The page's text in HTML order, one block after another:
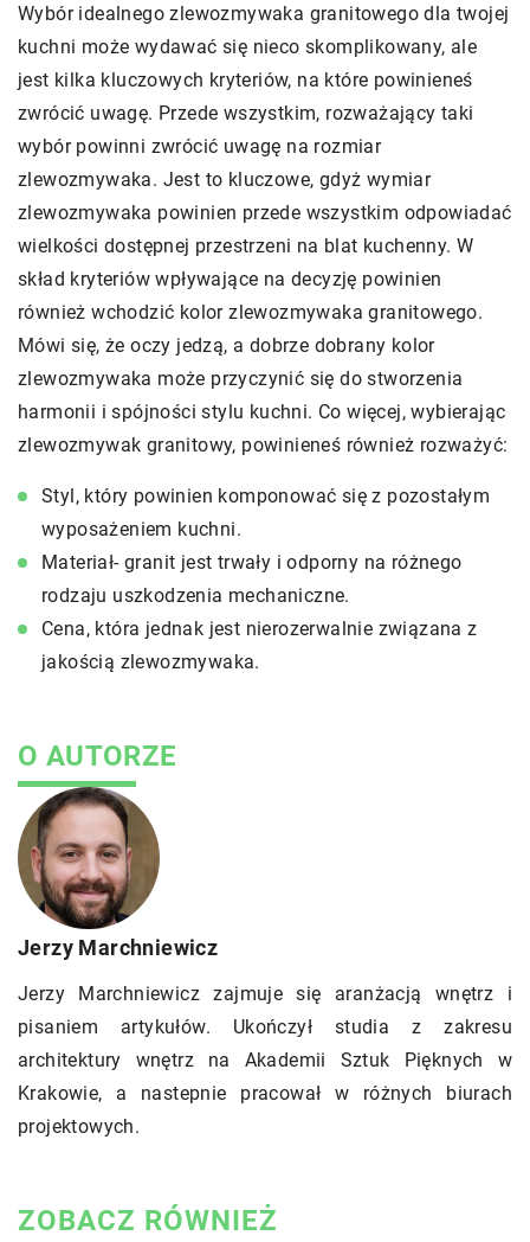
Wybór idealnego zlewozmywaka granitowego dla twojej
kuchni może wydawać się nieco skomplikowany, ale
jest kilka kluczowych kryteriów, na które powinieneś
zwrócić uwagę. Przede wszystkim, rozważający taki
wybór powinni zwrócić uwagę na rozmiar
zlewozmywaka. Jest to kluczowe, gdyż wymiar
zlewozmywaka powinien przede wszystkim odpowiadać
wielkości dostępnej przestrzeni na blat kuchenny. W
skład kryteriów wpływające na decyzję powinien
również wchodzić kolor zlewozmywaka granitowego.
Mówi się, że oczy jedzą, a dobrze dobrany kolor
zlewozmywaka może przyczynić się do stworzenia
harmonii i spójności stylu kuchni. Co więcej, wybierając
zlewozmywak granitowy, powinieneś również rozważyć:
Styl, który powinien komponować się z pozostałym
wyposażeniem kuchni.
Materiał- granit jest trwały i odporny na różnego
rodzaju uszkodzenia mechaniczne.
Cena, która jednak jest nierozerwalnie związana z
jakością zlewozmywaka.
O AUTORZE
Jerzy Marchniewicz
Jerzy Marchniewicz zajmuje się aranżacją wnętrz i
pisaniem artykułów. Ukończył studia z zakresu
architektury wnętrz na Akademii Sztuk Pięknych w
Krakowie, a nastepnie pracował w różnych biurach
projektowych.
ZOBACZ RÓWNIEŻ